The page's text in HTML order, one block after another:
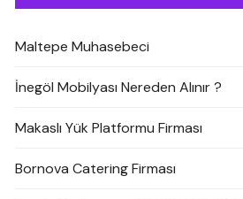
Maltepe Muhasebeci
İnegöl Mobilyası Nereden Alınır ?
Makaslı Yük Platformu Firması
Bornova Catering Firması